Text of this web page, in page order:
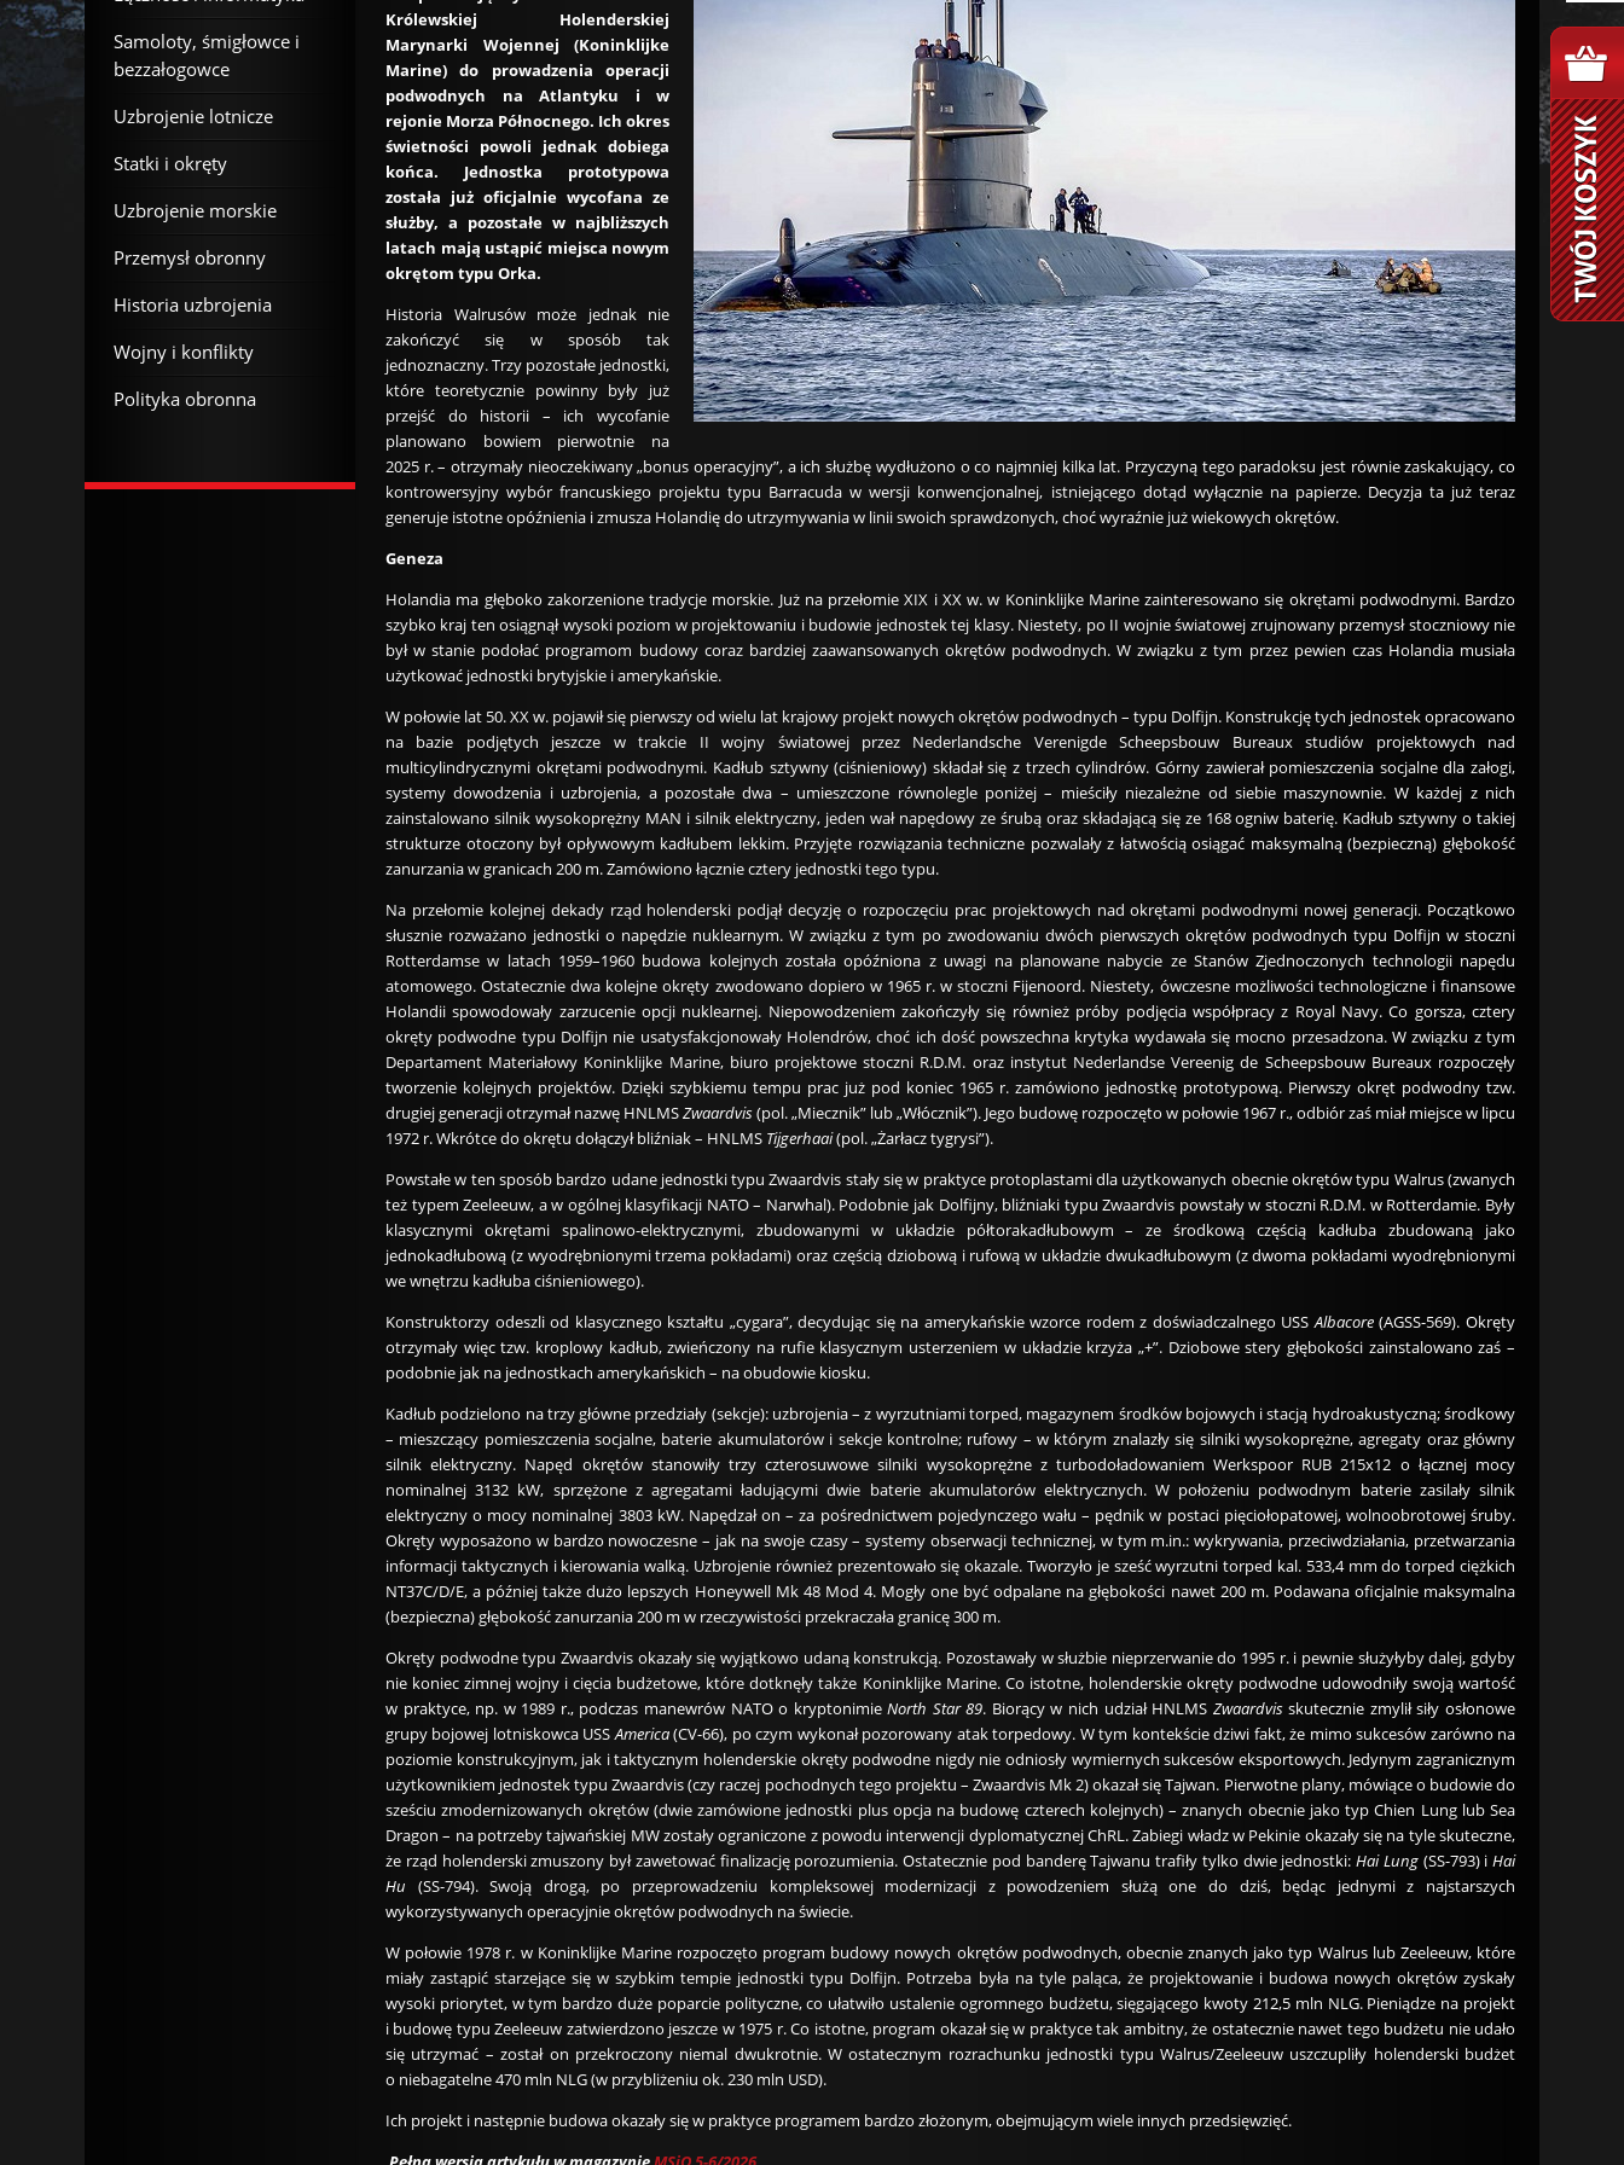
Królewskiej Holenderskiej
Marynarki Wojennej (Koninklijke
Marine) do prowadzenia operacji
podwodnych na Atlantyku i w
rejonie Morza Północnego. Ich okres
świetności powoli jednak dobiega
końca. Jednostka prototypowa
została już oficjalnie wycofana ze
służby, a pozostałe w najbliższych
latach mają ustąpić miejsca nowym
okrętom typu Orka.
Historia Walrusów może jednak nie
zakończyć się w sposób tak
jednoznaczny. Trzy pozostałe jednostki,
które teoretycznie powinny były już
przejść do historii – ich wycofanie
planowano bowiem pierwotnie na
2025 r. – otrzymały nieoczekiwany „bonus operacyjny”, a ich służbę wydłużono o co najmniej kilka lat. Przyczyną tego paradoksu jest równie zaskakujący, co
kontrowersyjny wybór francuskiego projektu typu Barracuda w wersji konwencjonalnej, istniejącego dotąd wyłącznie na papierze. Decyzja ta już teraz
generuje istotne opóźnienia i zmusza Holandię do utrzymywania w linii swoich sprawdzonych, choć wyraźnie już wiekowych okrętów.
Geneza
Holandia ma głęboko zakorzenione tradycje morskie. Już na przełomie XIX i XX w. w Koninklijke Marine zainteresowano się okrętami podwodnymi. Bardzo
szybko kraj ten osiągnął wysoki poziom w projektowaniu i budowie jednostek tej klasy. Niestety, po II wojnie światowej zrujnowany przemysł stoczniowy nie
był w stanie podołać programom budowy coraz bardziej zaawansowanych okrętów podwodnych. W związku z tym przez pewien czas Holandia musiała
użytkować jednostki brytyjskie i amerykańskie.
W połowie lat 50. XX w. pojawił się pierwszy od wielu lat krajowy projekt nowych okrętów podwodnych – typu Dolfijn. Konstrukcję tych jednostek opracowano
na bazie podjętych jeszcze w trakcie II wojny światowej przez Nederlandsche Verenigde Scheepsbouw Bureaux studiów projektowych nad
multicylindrycznymi okrętami podwodnymi. Kadłub sztywny (ciśnieniowy) składał się z trzech cylindrów. Górny zawierał pomieszczenia socjalne dla załogi,
systemy dowodzenia i uzbrojenia, a pozostałe dwa – umieszczone równolegle poniżej – mieściły niezależne od siebie maszynownie. W każdej z nich
zainstalowano silnik wysokoprężny MAN i silnik elektryczny, jeden wał napędowy ze śrubą oraz składającą się ze 168 ogniw baterię. Kadłub sztywny o takiej
strukturze otoczony był opływowym kadłubem lekkim. Przyjęte rozwiązania techniczne pozwalały z łatwością osiągać maksymalną (bezpieczną) głębokość
zanurzania w granicach 200 m. Zamówiono łącznie cztery jednostki tego typu.
Na przełomie kolejnej dekady rząd holenderski podjął decyzję o rozpoczęciu prac projektowych nad okrętami podwodnymi nowej generacji. Początkowo
słusznie rozważano jednostki o napędzie nuklearnym. W związku z tym po zwodowaniu dwóch pierwszych okrętów podwodnych typu Dolfijn w stoczni
Rotterdamse w latach 1959–1960 budowa kolejnych została opóźniona z uwagi na planowane nabycie ze Stanów Zjednoczonych technologii napędu
atomowego. Ostatecznie dwa kolejne okręty zwodowano dopiero w 1965 r. w stoczni Fijenoord. Niestety, ówczesne możliwości technologiczne i finansowe
Holandii spowodowały zarzucenie opcji nuklearnej. Niepowodzeniem zakończyły się również próby podjęcia współpracy z Royal Navy. Co gorsza, cztery
okręty podwodne typu Dolfijn nie usatysfakcjonowały Holendrów, choć ich dość powszechna krytyka wydawała się mocno przesadzona. W związku z tym
Departament Materiałowy Koninklijke Marine, biuro projektowe stoczni R.D.M. oraz instytut Nederlandse Vereenig de Scheepsbouw Bureaux rozpoczęły
tworzenie kolejnych projektów. Dzięki szybkiemu tempu prac już pod koniec 1965 r. zamówiono jednostkę prototypową. Pierwszy okręt podwodny tzw.
drugiej generacji otrzymał nazwę HNLMSZwaardvis(pol. „Miecznik” lub „Włócznik”). Jego budowę rozpoczęto w połowie 1967 r., odbiór zaś miał miejsce w lipcu
1972 r. Wkrótce do okrętu dołączył bliźniak – HNLMS Tijgerhaai(pol. „Żarłacz tygrysi”).
Powstałe w ten sposób bardzo udane jednostki typu Zwaardvis stały się w praktyce protoplastami dla użytkowanych obecnie okrętów typu Walrus (zwanych
też typem Zeeleeuw, a w ogólnej klasyfikacji NATO – Narwhal). Podobnie jak Dolfijny, bliźniaki typu Zwaardvis powstały w stoczni R.D.M. w Rotterdamie. Były
klasycznymi okrętami spalinowo-elektrycznymi, zbudowanymi w układzie półtorakadłubowym – ze środkową częścią kadłuba zbudowaną jako
jednokadłubową (z wyodrębnionymi trzema pokładami) oraz częścią dziobową i rufową w układzie dwukadłubowym (z dwoma pokładami wyodrębnionymi
we wnętrzu kadłuba ciśnieniowego).
Konstruktorzy odeszli od klasycznego kształtu „cygara”, decydując się na amerykańskie wzorce rodem z doświadczalnego USSAlbacore(AGSS-569). Okręty
otrzymały więc tzw. kroplowy kadłub, zwieńczony na rufie klasycznym usterzeniem w układzie krzyża „+”. Dziobowe stery głębokości zainstalowano zaś –
podobnie jak na jednostkach amerykańskich – na obudowie kiosku.
Kadłub podzielono na trzy główne przedziały (sekcje): uzbrojenia – z wyrzutniami torped, magazynem środków bojowych i stacją hydroakustyczną; środkowy
– mieszczący pomieszczenia socjalne, baterie akumulatorów i sekcje kontrolne; rufowy – w którym znalazły się silniki wysokoprężne, agregaty oraz główny
silnik elektryczny. Napęd okrętów stanowiły trzy czterosuwowe silniki wysokoprężne z turbodoładowaniem Werkspoor RUB 215x12 o łącznej mocy
nominalnej 3132 kW, sprzężone z agregatami ładującymi dwie baterie akumulatorów elektrycznych. W położeniu podwodnym baterie zasilały silnik
elektryczny o mocy nominalnej 3803 kW. Napędzał on – za pośrednictwem pojedynczego wału – pędnik w postaci pięciołopatowej, wolnoobrotowej śruby.
Okręty wyposażono w bardzo nowoczesne – jak na swoje czasy – systemy obserwacji technicznej, w tym m.in.: wykrywania, przeciwdziałania, przetwarzania
informacji taktycznych i kierowania walką. Uzbrojenie również prezentowało się okazale. Tworzyło je sześć wyrzutni torped kal. 533,4 mm do torped ciężkich
NT37C/D/E, a później także dużo lepszych Honeywell Mk 48 Mod 4. Mogły one być odpalane na głębokości nawet 200 m. Podawana oficjalnie maksymalna
(bezpieczna) głębokość zanurzania 200 m w rzeczywistości przekraczała granicę 300 m.
Okręty podwodne typu Zwaardvis okazały się wyjątkowo udaną konstrukcją. Pozostawały w służbie nieprzerwanie do 1995 r. i pewnie służyłyby dalej, gdyby
nie koniec zimnej wojny i cięcia budżetowe, które dotknęły także Koninklijke Marine. Co istotne, holenderskie okręty podwodne udowodniły swoją wartość
w praktyce, np. w 1989 r., podczas manewrów NATO o kryptonimieNorth Star 89. Biorący w nich udział HNLMS Zwaardvisskutecznie zmylił siły osłonowe
grupy bojowej lotniskowca USSAmerica(CV-66), po czym wykonał pozorowany atak torpedowy. W tym kontekście dziwi fakt, że mimo sukcesów zarówno na
poziomie konstrukcyjnym, jak i taktycznym holenderskie okręty podwodne nigdy nie odniosły wymiernych sukcesów eksportowych. Jedynym zagranicznym
użytkownikiem jednostek typu Zwaardvis (czy raczej pochodnych tego projektu – Zwaardvis Mk 2) okazał się Tajwan. Pierwotne plany, mówiące o budowie do
sześciu zmodernizowanych okrętów (dwie zamówione jednostki plus opcja na budowę czterech kolejnych) – znanych obecnie jako typ Chien Lung lub Sea
Dragon – na potrzeby tajwańskiej MW zostały ograniczone z powodu interwencji dyplomatycznej ChRL. Zabiegi władz w Pekinie okazały się na tyle skuteczne,
że rząd holenderski zmuszony był zawetować finalizację porozumienia. Ostatecznie pod banderę Tajwanu trafiły tylko dwie jednostki: Hai Lung(SS-793) i Hai
Hu (SS-794). Swoją drogą, po przeprowadzeniu kompleksowej modernizacji z powodzeniem służą one do dziś, będąc jednymi z najstarszych
wykorzystywanych operacyjnie okrętów podwodnych na świecie.
W połowie 1978 r. w Koninklijke Marine rozpoczęto program budowy nowych okrętów podwodnych, obecnie znanych jako typ Walrus lub Zeeleeuw, które
miały zastąpić starzejące się w szybkim tempie jednostki typu Dolfijn. Potrzeba była na tyle paląca, że projektowanie i budowa nowych okrętów zyskały
wysoki priorytet, w tym bardzo duże poparcie polityczne, co ułatwiło ustalenie ogromnego budżetu, sięgającego kwoty 212,5 mln NLG. Pieniądze na projekt
i budowę typu Zeeleeuw zatwierdzono jeszcze w 1975 r. Co istotne, program okazał się w praktyce tak ambitny, że ostatecznie nawet tego budżetu nie udało
się utrzymać – został on przekroczony niemal dwukrotnie. W ostatecznym rozrachunku jednostki typu Walrus/Zeeleeuw uszczupliły holenderski budżet
o niebagatelne 470 mln NLG (w przybliżeniu ok. 230 mln USD).
Ich projekt i następnie budowa okazały się w praktyce programem bardzo złożonym, obejmującym wiele innych przedsięwzięć.
Samoloty, śmigłowce i
bezzałogowce
Uzbrojenie lotnicze
Statki i okręty
Uzbrojenie morskie
Przemysł obronny
Historia uzbrojenia
Wojny i konflikty
Polityka obronna